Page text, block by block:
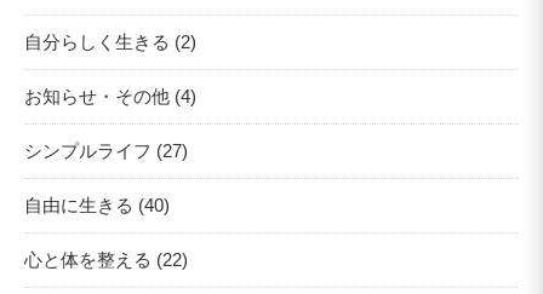
自分らしく生きる (2)
お知らせ・その他 (4)
シンプルライフ (27)
自由に生きる (40)
心と体を整える (22)